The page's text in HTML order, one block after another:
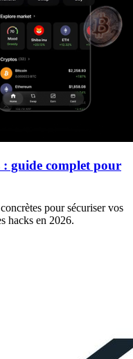
: guide complet pour
pour sécuriser vos
hacks en 2026.